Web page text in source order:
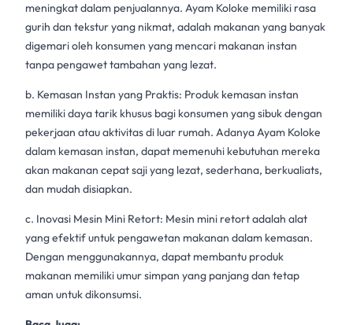
meningkat dalam penjualannya. Ayam Koloke memiliki rasa
gurih dan tekstur yang nikmat, adalah makanan yang banyak
digemari oleh konsumen yang mencari makanan instan
tanpa pengawet tambahan yang lezat.
b. Kemasan Instan yang Praktis: Produk kemasan instan
memiliki daya tarik khusus bagi konsumen yang sibuk dengan
pekerjaan atau aktivitas di luar rumah. Adanya Ayam Koloke
dalam kemasan instan, dapat memenuhi kebutuhan mereka
akan makanan cepat saji yang lezat, sederhana, berkualiats,
dan mudah disiapkan.
c. Inovasi Mesin Mini Retort: Mesin mini retortadalah alat
yang efektif untuk pengawetan makanan dalam kemasan.
Dengan menggunakannya, dapat membantu produk
makanan memiliki umur simpan yang panjang dan tetap
aman untuk dikonsumsi.